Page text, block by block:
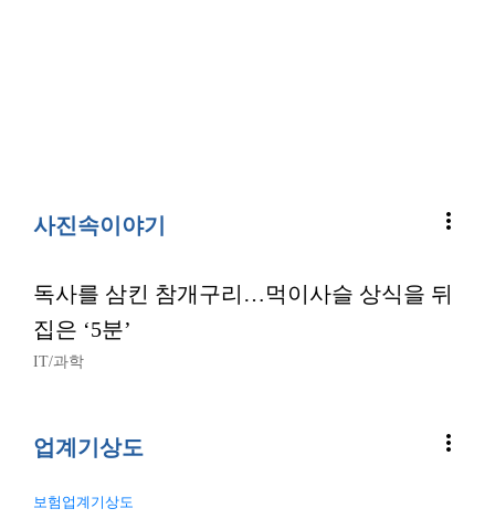
사진속이야기 more_vert
독사를 삼킨 참개구리…먹이사슬 상식을 뒤
집은 ‘5분’
IT/과학
업계기상도 more_vert
보험업계기상도